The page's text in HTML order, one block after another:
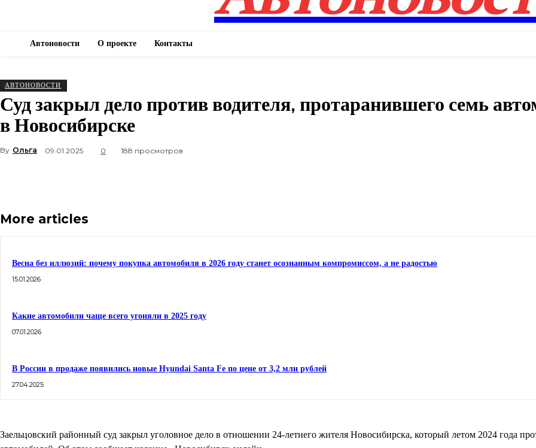
Автоновости О проекте Контакты
АВТОНОВОСТИ
Суд закрыл дело против водителя, протаранившего семь
в Новосибирске
By Ольга 09.01.2025 0 188 просмотров
More articles
Весна без иллюзий: почему покупка автомобиля в 2026 году станет осознанным компромиссом, а не радостью
15.01.2026
Какие автомобили чаще всего угоняли в 2025 году
07.01.2026
В России в продаже появились новые Hyundai Santa Fe по цене от 3,2 млн рублей
27.04.2025
Заельцовский районный суд закрыл уголовное дело в отношении 24-летнего жителя Новосибирска, который летом 2024 года